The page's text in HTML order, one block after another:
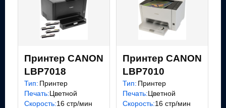
Принтер CANON
LBP7018
Тип: Принтер
Печать:Цветной
Скорость:16 стр/мин
Принтер CANON
LBP7010
Тип: Принтер
Печать:Цветной
Скорость:16 стр/мин